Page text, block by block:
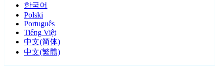
한국어
Polski
Português
Tiếng Việt
中文(简体)
中文(繁體)